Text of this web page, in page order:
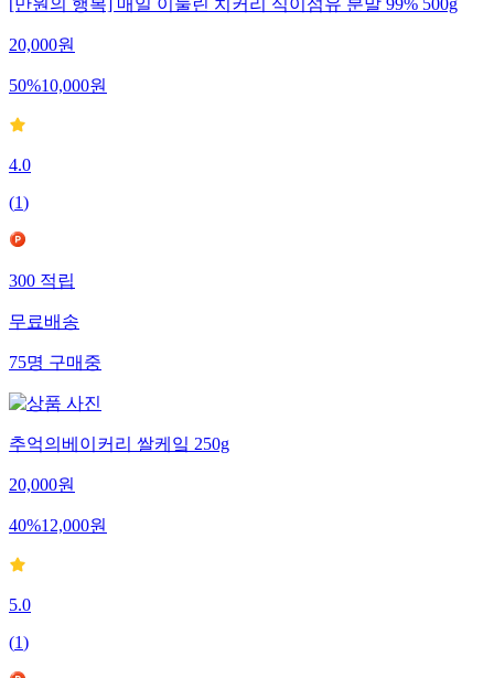
[만원의 행복] 매일 이눌린 치커리 식이섬유 분말 99% 500g
20,000원
50%10,000원
4.0
(1)
300적립
무료배송
75명구매중
추억의베이커리 쌀케잌 250g
20,000원
40%12,000원
5.0
(1)